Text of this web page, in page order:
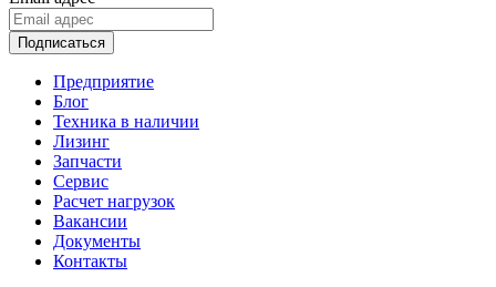
Подписаться
Предприятие
Блог
Техника в наличии
Лизинг
Запчасти
Сервис
Расчет нагрузок
Вакансии
Документы
Контакты